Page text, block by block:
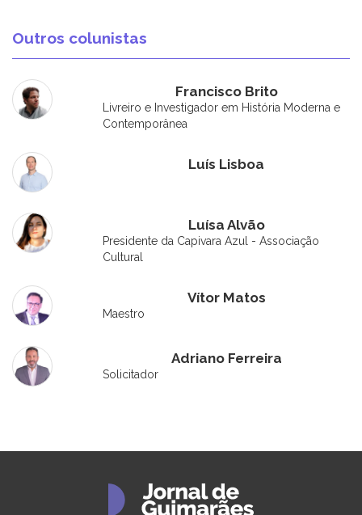
Outros colunistas
Francisco Brito
Livreiro e Investigador em História Moderna e
Contemporânea
Luís Lisboa
Luísa Alvão
Presidente da Capivara Azul - Associação
Cultural
Vítor Matos
Maestro
Adriano Ferreira
Solicitador